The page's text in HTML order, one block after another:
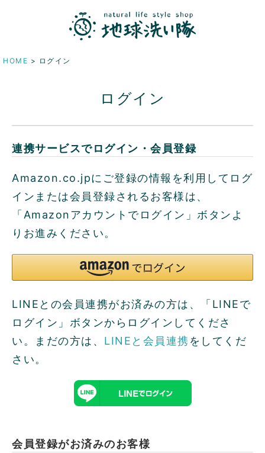
HOME ログイン
ログイン
連携サービスでログイン・会員登録
Amazon.co.jpにご登録の情報を利用してログ
インまたは会員登録されるお客様は、
「Amazonアカウントでログイン」ボタンよ
りお進みください。
LINEとの会員連携がお済みの方は、「LINEで
ログイン」ボタンからログインしてくださ
い。まだの方は、 LINEと会員連携をしてくだ
さい。
会員登録がお済みのお客様